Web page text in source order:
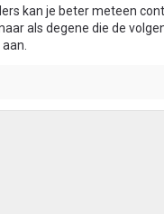
kan je beter meteen
als degene die de